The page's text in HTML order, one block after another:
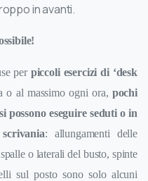
in avanti.
per piccoli esercizi di ‘desk
o al massimo ogni ora, pochi
possono eseguire seduti o in
: allungamenti delle
o laterali del busto, spinte
sul posto sono solo alcuni